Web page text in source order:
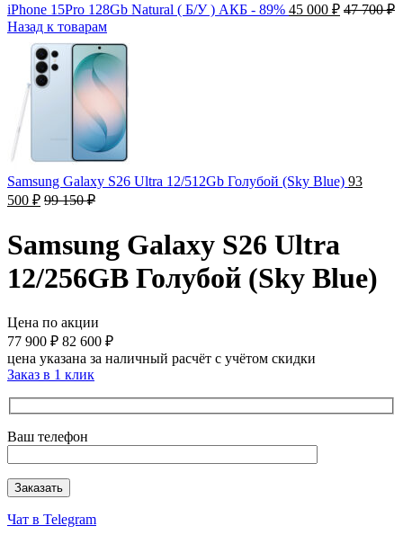
iPhone 15Pro 128Gb Natural ( Б/У ) АКБ - 89% 45 000 ₽ 47 700₽
Назад к товарам
Samsung Galaxy S26 Ultra 12/512Gb Голубой (Sky Blue) 93
500 ₽ 99 150₽
Samsung Galaxy S26 Ultra
12/256GB Голубой (Sky Blue)
Цена по акции
77 900 ₽ 82 600 ₽
цена указана за наличный расчёт с учётом скидки
Заказ в 1 клик
Ваш телефон
Чат в Telegram